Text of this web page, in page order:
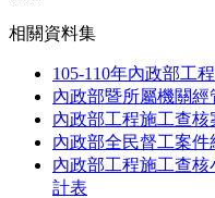
相關資料集
105-110年內政部工
內政部暨所屬機關
內政部工程施工查核
內政部全民督工案件
內政部工程施工查
計表